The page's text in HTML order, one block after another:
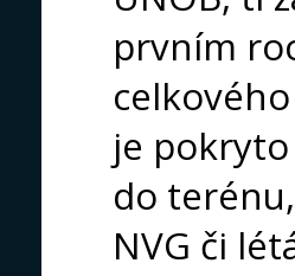
prvním
je
do
NVG či